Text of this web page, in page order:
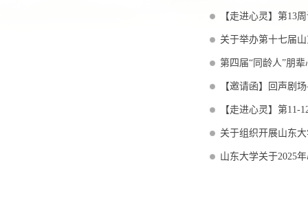
【走进心灵】第13
关于举办第十七届
第四届“同龄人”朋
【邀请函】回声
【走进心灵】第11-
关于组织开展山东
山东大学关于2025